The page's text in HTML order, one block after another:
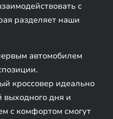
с
разделяет наши
автомобилем
кроссовер идеально
выходного дня и
с комфортом смогут